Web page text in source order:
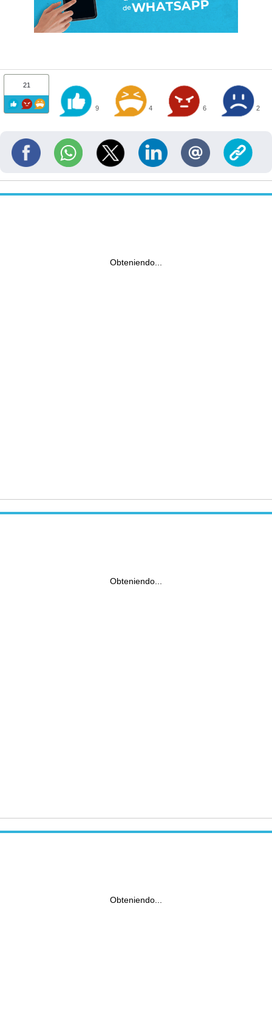
21
9 4 6 2
Obteniendo...
Obteniendo...
Obteniendo...